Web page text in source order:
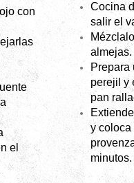
con
el
Cocina
salir el
almejas.
Prepara
perejil y
pan
y coloca